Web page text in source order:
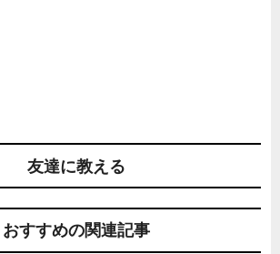
友達に教える
おすすめの関連記事